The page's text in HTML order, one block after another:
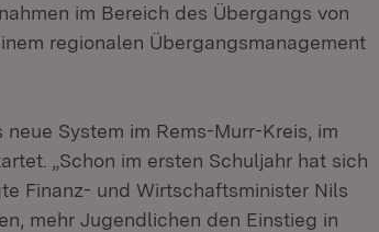
im Bereich des Übergangs von
regionalen Übergangsmanagement
System im Rems-Murr-Kreis, im
„Schon im ersten Schuljahr hat sich
Finanz- und Wirtschaftsminister Nils
mehr Jugendlichen den Einstieg in